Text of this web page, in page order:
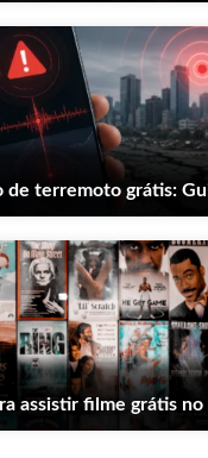
de terremoto grátis:
assistir filme grátis